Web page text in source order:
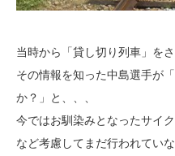
当時から「貸し切り列車」を
その情報を知った中島選手が
か？」と、、、
今ではお馴染みとなったサイ
など考慮してまだ行われていな